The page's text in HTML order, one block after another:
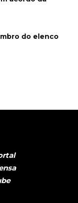
do elenco